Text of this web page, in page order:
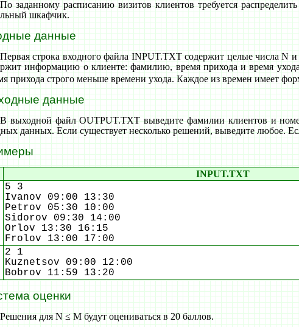
По заданному расписанию визитов клиентов требуется
шкафчик.
данные
Первая строка входного файла INPUT.TXT содержит целые числа N
информацию о клиенте: фамилию, время прихода и время
прихода строго меньше времени ухода. Каждое из времен имеет
данные
В выходной файл OUTPUT.TXT выведите фамилии клиентов и
данных. Если существует несколько решений, выведите любое.
INPUT.TXT
5 3
Ivanov 09:00 13:30
Petrov 05:30 10:00
Sidorov 09:30 14:00
Orlov 13:30 16:15
Frolov 13:00 17:00
2 1
Kuznetsov 09:00 12:00
Bobrov 11:59 13:20
оценки
Решения для N ≤ M будут оцениваться в 20 баллов.